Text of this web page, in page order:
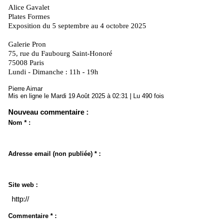
Alice Gavalet
Plates Formes
Exposition du 5 septembre au 4 octobre 2025
Galerie Pron
75, rue du Faubourg Saint-Honoré
75008 Paris
Lundi - Dimanche : 11h - 19h
Pierre Aimar
Mis en ligne le Mardi 19 Août 2025 à 02:31 | Lu 490 fois
Nouveau commentaire :
Nom * :
Adresse email (non publiée) * :
Site web :
Commentaire * :